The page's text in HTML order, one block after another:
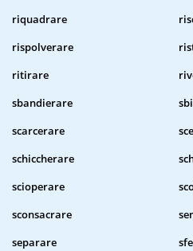
riquadrare
rispolverare
ritirare
sbandierare
scarcerare
schiccherare
scioperare
sconsacrare
separare